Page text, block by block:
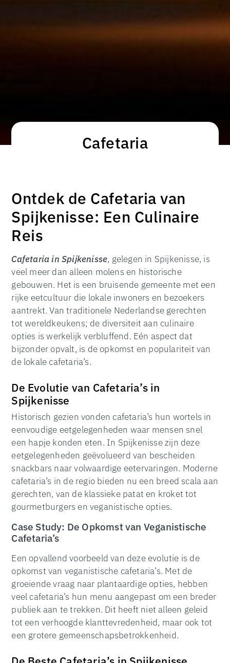
Cafetaria
Ontdek de Cafetaria van
Spijkenisse: Een Culinaire
Reis
Cafetaria in Spijkenisse, gelegen in Spijkenisse, is
veel meer dan alleen molens en historische
gebouwen. Het is een bruisende gemeente met een
rijke eetcultuur die lokale inwoners en bezoekers
aantrekt. Van traditionele Nederlandse gerechten
tot wereldkeukens; de diversiteit aan culinaire
opties is werkelijk verbluffend. Eén aspect dat
bijzonder opvalt, is de opkomst en populariteit van
de lokale cafetaria’s.
De Evolutie van Cafetaria’s in
Spijkenisse
Historisch gezien vonden cafetaria’s hun wortels in
eenvoudige eetgelegenheden waar mensen snel
een hapje konden eten. In Spijkenisse zijn deze
eetgelegenheden geëvolueerd van bescheiden
snackbars naar volwaardige eetervaringen. Moderne
cafetaria’s in de regio bieden nu een breed scala aan
gerechten, van de klassieke patat en kroket tot
gourmetburgers en veganistische opties.
Case Study: De Opkomst van Veganistische
Cafetaria’s
Een opvallend voorbeeld van deze evolutie is de
opkomst van veganistische cafetaria’s. Met de
groeiende vraag naar plantaardige opties, hebben
veel cafetaria’s hun menu aangepast om een breder
publiek aan te trekken. Dit heeft niet alleen geleid
tot een verhoogde klanttevredenheid, maar ook tot
een grotere gemeenschapsbetrokkenheid.